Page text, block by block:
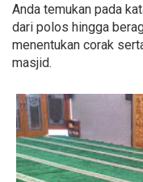
Anda temukan pada
dari polos hingga
menentukan corak
masjid.